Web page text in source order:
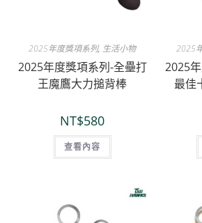
2025年度獎項系列, 生活小物
2025年度獎項系列-全壘打
王魔鷹大力搥背棒
NT$580
查看內容
2025
2025
最佳